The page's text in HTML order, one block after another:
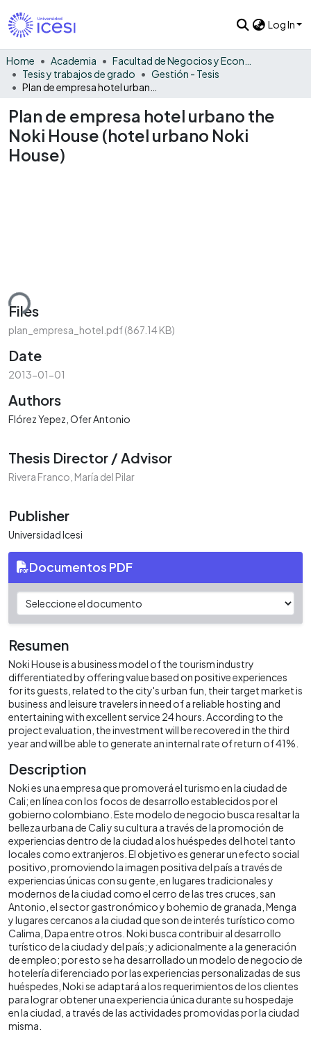
Log In
Home Academia
Tesis y trabajos de grado
Gestión - Tesis
Plan de empresa hotel urbano the
Noki House (hotel urbano Noki
House)
Files
plan_empresa_hotel.pdf(867.14 KB)
Date
2013-01-01
Authors
Flórez Yepez, Ofer Antonio
Thesis Director / Advisor
Rivera Franco, María del Pilar
Publisher
Universidad Icesi
Documentos PDF
Resumen
Noki House is a business model of the tourism industry
differentiated by offering value based on positive experiences
for its guests, related to the city's urban fun, their target market is
business and leisure travelers in need of a reliable hosting and
entertaining with excellent service 24 hours. According to the
project evaluation, the investment will be recovered in the third
year and will be able to generate an internal rate of return of 41%.
Description
Noki es una empresa que promoverá el turismo en la ciudad de
Cali; en línea con los focos de desarrollo establecidos por el
gobierno colombiano. Este modelo de negocio busca resaltar la
belleza urbana de Cali y su cultura a través de la promoción de
experiencias dentro de la ciudad a los huéspedes del hotel tanto
locales como extranjeros. El objetivo es generar un efecto social
positivo, promoviendo la imagen positiva del país a través de
experiencias únicas con su gente, en lugares tradicionales y
modernos de la ciudad como el cerro de las tres cruces, san
Antonio, el sector gastronómico y bohemio de granada, Menga
y lugares cercanos a la ciudad que son de interés turístico como
Calima, Dapa entre otros. Noki busca contribuir al desarrollo
turístico de la ciudad y del país; y adicionalmente a la generación
de empleo; por esto se ha desarrollado un modelo de negocio de
hotelería diferenciado por las experiencias personalizadas de sus
huéspedes, Noki se adaptará a los requerimientos de los clientes
para lograr obtener una experiencia única durante su hospedaje
en la ciudad, a través de las actividades promovidas por la ciudad
misma.